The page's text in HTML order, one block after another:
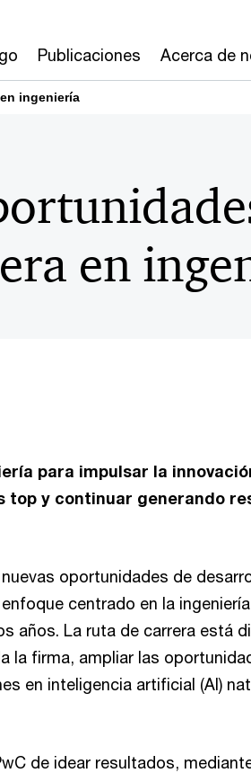
Publicaciones Acerca de
ingeniería
en
para impulsar la
y continuar generando
oportunidades de
centrado en la
años. La ruta de carrera está
la firma, ampliar las
en inteligencia artificial (AI)
de idear resultados,